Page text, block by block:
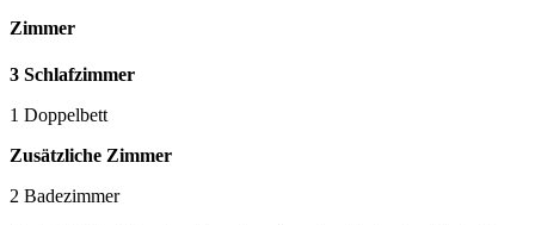
Zimmer
3 Schlafzimmer
1 Doppelbett
Zusätzliche Zimmer
2 Badezimmer